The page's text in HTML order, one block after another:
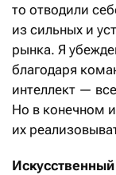
то отводили
из сильных и
рынка. Я
благодаря
интеллект —
Но в конечном
их